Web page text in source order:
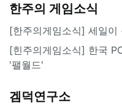
한주의 게임소식
[한주의게임소식] 세일
[힌주의게임소식] 한국
'팰월드'
겜덕연구소